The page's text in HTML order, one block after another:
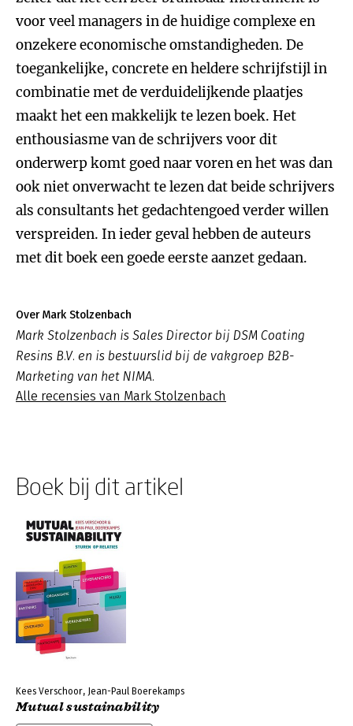
voor veel managers in de huidige complexe en
onzekere economische omstandigheden. De
toegankelijke, concrete en heldere schrijfstijl in
combinatie met de verduidelijkende plaatjes
maakt het een makkelijk te lezen boek. Het
enthousiasme van de schrijvers voor dit
onderwerp komt goed naar voren en het was dan
ook niet onverwacht te lezen dat beide schrijvers
als consultants het gedachtengoed verder willen
verspreiden. In ieder geval hebben de auteurs
met dit boek een goede eerste aanzet gedaan.
Over Mark Stolzenbach
Mark Stolzenbach is Sales Director bij DSM Coating
Resins B.V. en is bestuurslid bij de vakgroep B2B-
Marketing van het NIMA.
Alle recensies van Mark Stolzenbach
Boek bij dit artikel
Kees Verschoor, Jean-Paul Boerekamps
Mutual sustainability